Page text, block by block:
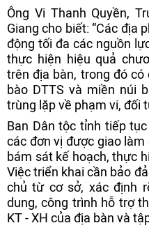
Ông Vi Thanh Quyền,
Giang cho biết: “Các địa
động tối đa các nguồn
thực hiện hiệu quả
trên địa bàn, trong đó
bào DTTS và miền núi
trùng lặp về phạm vi, đối
Ban Dân tộc tỉnh tiếp
các đơn vị được giao
bám sát kế hoạch, thực
Việc triển khai cần bảo
chủ từ cơ sở, xác định
dung, công trình hỗ trợ
KT - XH của địa bàn và